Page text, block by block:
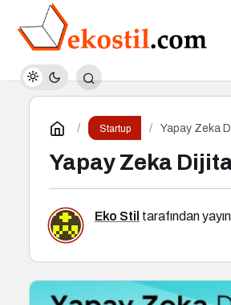
Startup Yapay Zeka
Yapay Zeka
Eko Stil tarafından